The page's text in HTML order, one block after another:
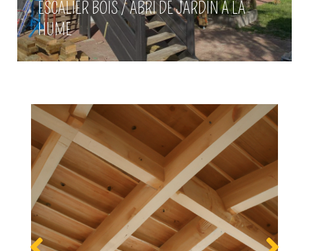
ESCALIER BOIS / ABRI DE JARDIN À LA
HUME